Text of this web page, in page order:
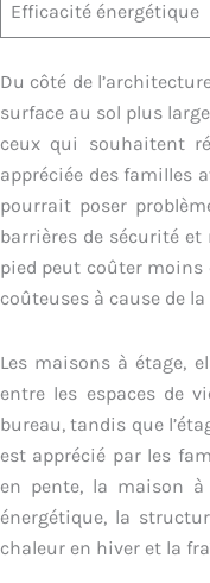
Efficacité énergétique
Du côté de
surface au sol plus
ceux qui souhaitent
appréciée des familles
pourrait poser
barrières de sécurité
pied peut coûter
coûteuses à cause de
Les maisons à étage,
entre les espaces de
bureau, tandis que
est apprécié par les
en pente, la maison
énergétique, la
chaleur en hiver et la